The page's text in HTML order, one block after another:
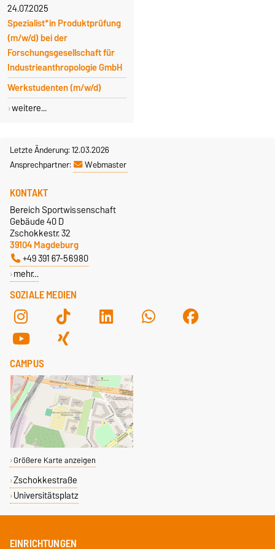
24.07.2025
Spezialist*in Produktprüfung
(m/w/d) bei der
Forschungsgesellschaft für
Industrieanthropologie GmbH
Werkstudenten (m/w/d)
weitere...
Letzte Änderung: 12.03.2026
Ansprechpartner:
Webmaster
SOZIALE MEDIEN
KONTAKT
Bereich Sportwissenschaft
Gebäude 40 D
Zschokkestr. 32
39104 Magdeburg
+49 391 67-56980
mehr…
CAMPUS
Größere Karte anzeigen
Zschokkestraße
Universitätsplatz
EINRICHTUNGEN